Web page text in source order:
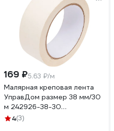
169 ₽5.63 ₽/м
Малярная креповая лента
УправДом размер 38 мм/30
м 242926-38-30
4100003401
4(3)